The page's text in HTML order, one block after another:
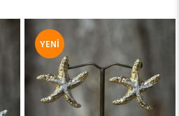
YENI
ÜRÜN